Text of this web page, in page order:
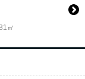
㎡